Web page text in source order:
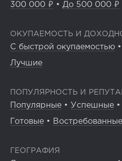
300 000 ₽ • До 500 000 ₽
ОКУПАЕМОСТЬ И
С быстрой окупаемостью •
Лучшие
ПОПУЛЯРНОСТЬ И
Популярные • Успешные •
Готовые • Востребованные
ГЕОГРАФИЯ